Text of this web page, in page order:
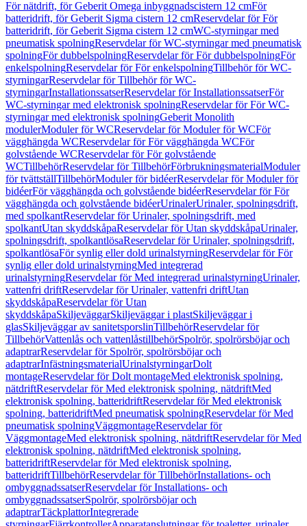
För nätdrift, för Geberit Omega inbyggnadscistern 12 cmFör
batteridrift, för Geberit Sigma cistern 12 cmReservdelar för För
batteridrift, för Geberit Sigma cistern 12 cmWC-styrningar med
pneumatisk spolningReservdelar för WC-styrningar med pneumatisk
spolningFör dubbelspolningReservdelar för För dubbelspolningFör
enkelspolningReservdelar för För enkelspolningTillbehör för WC-
styrningarReservdelar för Tillbehör för WC-
styrningarInstallationssatserReservdelar för InstallationssatserFör
WC-styrningar med elektronisk spolningReservdelar för För WC-
styrningar med elektronisk spolningGeberit Monolith
modulerModuler för WCReservdelar för Moduler för WCFör
vägghängda WCReservdelar för För vägghängda WCFör
golvstående WCReservdelar för För golvstående
WCTillbehörReservdelar för TillbehörFörbrukningsmaterialModuler
för tvättställTillbehörModuler för bidéerReservdelar för Moduler för
bidéerFör vägghängda och golvstående bidéerReservdelar för För
vägghängda och golvstående bidéerUrinalerUrinaler, spolningsdrift,
med spolkantReservdelar för Urinaler, spolningsdrift, med
spolkantUtan skyddskåpaReservdelar för Utan skyddskåpaUrinaler,
spolningsdrift, spolkantlösaReservdelar för Urinaler, spolningsdrift,
spolkantlösaFör synlig eller dold urinalstyrningReservdelar för För
synlig eller dold urinalstyrningMed integrerad
urinalstyrningReservdelar för Med integrerad urinalstyrningUrinaler,
vattenfri driftReservdelar för Urinaler, vattenfri driftUtan
skyddskåpaReservdelar för Utan
skyddskåpaSkiljeväggarSkiljeväggar i plastSkiljeväggar i
glasSkiljeväggar av sanitetsporslinTillbehörReservdelar för
TillbehörVattenlås och vattenlåstillbehörSpolrör, spolrörsböjar och
adaptrarReservdelar för Spolrör, spolrörsböjar och
adaptrarInfästningsmaterialUrinalstyrningarDolt
montageReservdelar för Dolt montageMed elektronisk spolning,
nätdriftReservdelar för Med elektronisk spolning, nätdriftMed
elektronisk spolning, batteridriftReservdelar för Med elektronisk
spolning, batteridriftMed pneumatisk spolningReservdelar för Med
pneumatisk spolningVäggmontageReservdelar för
VäggmontageMed elektronisk spolning, nätdriftReservdelar för Med
elektronisk spolning, nätdriftMed elektronisk spolning,
batteridriftReservdelar för Med elektronisk spolning,
batteridriftTillbehörReservdelar för TillbehörInstallations- och
ombyggnadssatserReservdelar för Installations- och
ombyggnadssatserSpolrör, spolrörsböjar och
adaptrarTäckplattorIntegrerade